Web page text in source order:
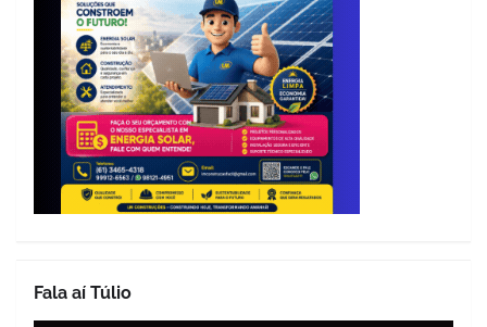
Fala aí Túlio